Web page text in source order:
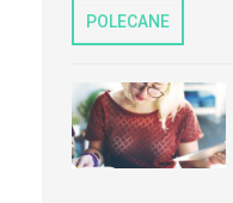
POLECANE